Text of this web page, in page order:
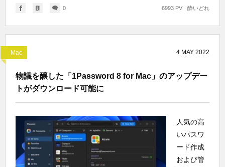
0 酔いどれ
6993 PV
Mac 4 MAY 2022
物議を醸した「1Password 8 for Mac」のアップデー
トがダウンロード可能に
人気の高
いパスワ
ード作成
および管